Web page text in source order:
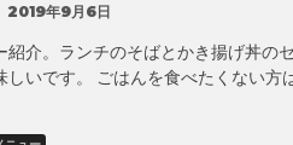
2019年9月6日
紹介。ランチのそばとかき揚げ丼の
しいです。 ごはんを食べたくない方